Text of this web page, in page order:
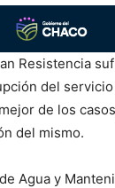
Resistencia
del
de los
del mismo.
Agua y